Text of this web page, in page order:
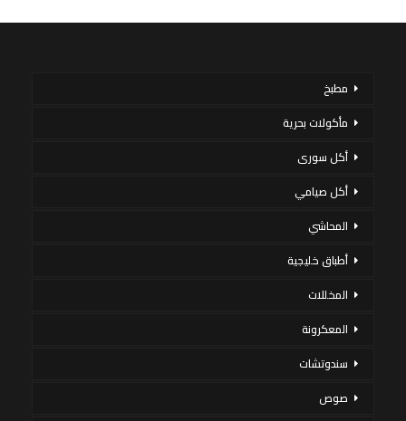
مطبخ
مأكولات بحرية
أكل سورى
أكل صيامي
المحاشي
أطباق خليجية
المخللات
المعكرونة
سندوتشات
صوص